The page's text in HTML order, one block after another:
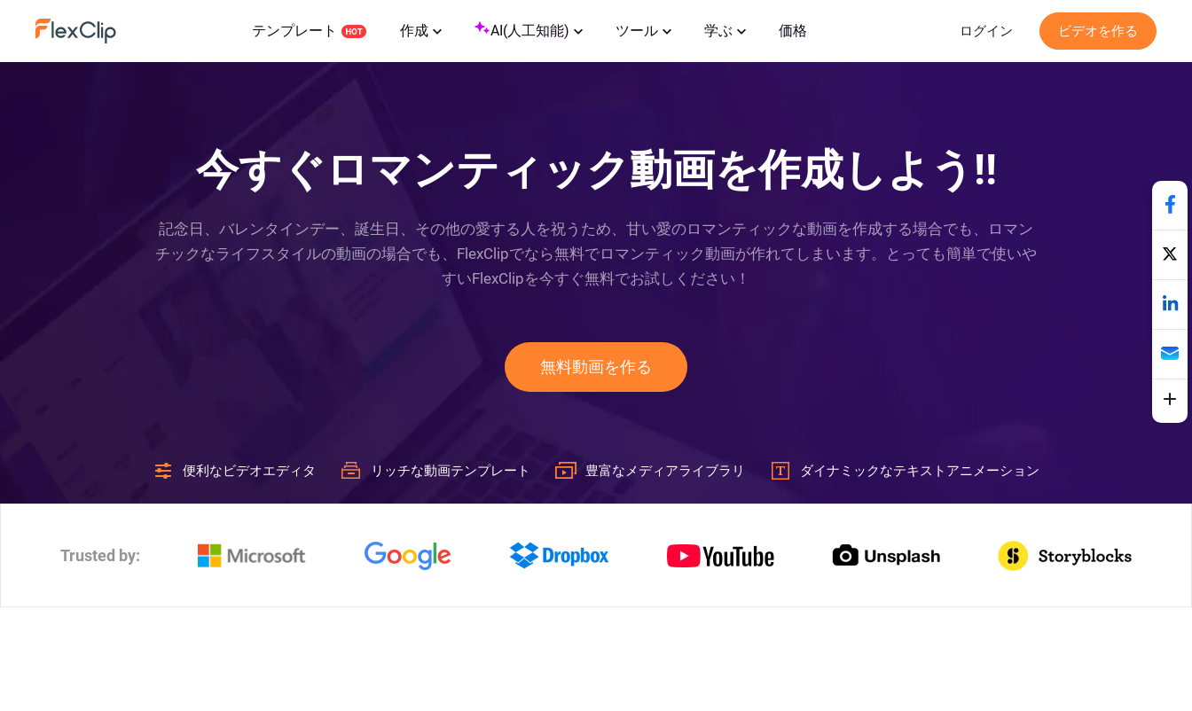
テンプレート 作成 AI(人工知能) ツール 学ぶ 価格 ログイン ビデオを作る
今すぐロマンティック動画を作成しよう!!
記念日、バレンタインデー、誕生日、その他の愛する人を祝うため、甘い愛のロマンティックな動画を作成する場合でも、ロマン
チックなライフスタイルの動画の場合でも、FlexClipでなら無料でロマンティック動画が作れてしまいます。とっても簡単で使いや
すいFlexClipを今すぐ無料でお試しください！
無料動画を作る
便利なビデオエディタ リッチな動画テンプレート 豊富なメディアライブラリ ダイナミックなテキストアニメーション
Trusted by: